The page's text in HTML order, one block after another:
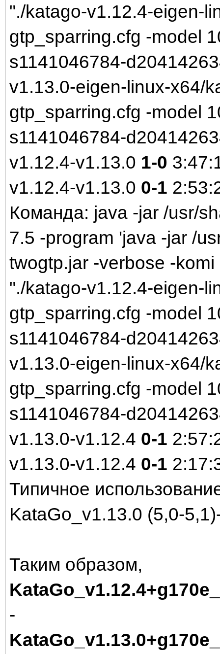
"./katago-v1.12.4-eigen-
gtp_sparring.cfg -model
s1141046784-
v1.13.0-eigen-linux-x64/
gtp_sparring.cfg -model
s1141046784-
v1.12.4-v1.13.0 1-0
v1.12.4-v1.13.0 0-1
Команда: java -jar /usr/
7.5 -program 'java -jar /
twogtp.jar -verbose -
"./katago-v1.12.4-eigen-
gtp_sparring.cfg -model
s1141046784-
v1.13.0-eigen-linux-x64/
gtp_sparring.cfg -model
s1141046784-
v1.13.0-v1.12.4 0-1
v1.13.0-v1.12.4 0-1
Типичное
KataGo_v1.13.0 (5,0-
Таким образом,
-